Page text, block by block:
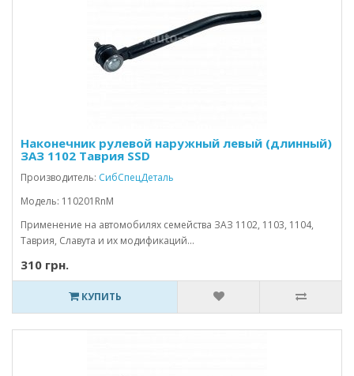
Наконечник рулевой наружный левый (длинный)
ЗАЗ 1102 Таврия SSD
Производитель: СибСпецДеталь
Модель: 110201RnM
Применение на автомобилях семейства ЗАЗ 1102, 1103, 1104,
Таврия, Славута и их модификаций...
310 грн.
КУПИТЬ